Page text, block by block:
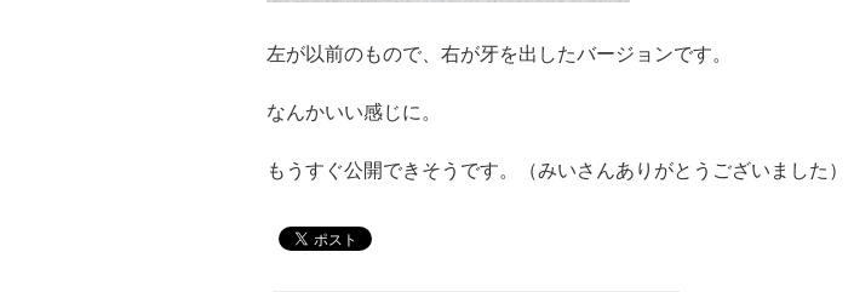
左が以前のもので、右が牙を出したバージョンです。
なんかいい感じに。
もうすぐ公開できそうです。（みいさんありがとうございました）